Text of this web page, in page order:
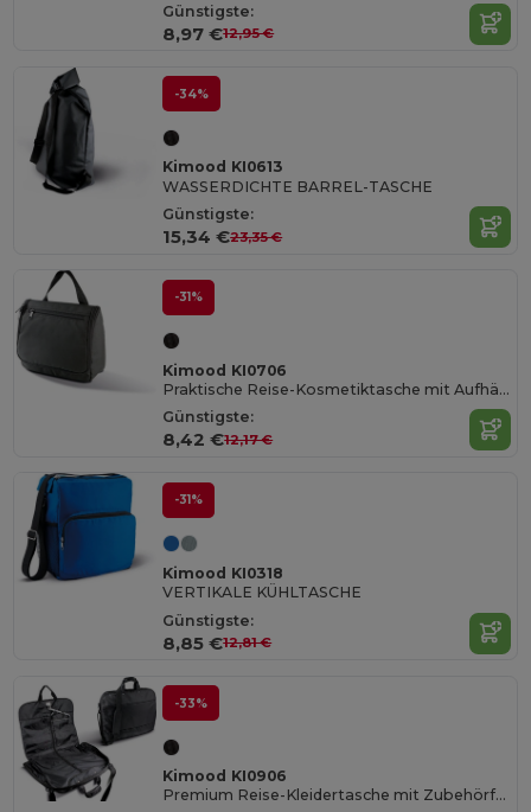
Günstigste:
8,97 €12,95 €
-34%
Kimood KI0613
WASSERDICHTE BARREL-TASCHE
Günstigste:
15,34 €23,35 €
-31%
Kimood KI0706
Praktische Reise-Kosmetiktasche mit Aufhänger
Günstigste:
8,42 €12,17 €
-31%
Kimood KI0318
VERTIKALE KÜHLTASCHE
Günstigste:
8,85 €12,81 €
-33%
Kimood KI0906
Premium Reise-Kleidertasche mit Zubehörfächern